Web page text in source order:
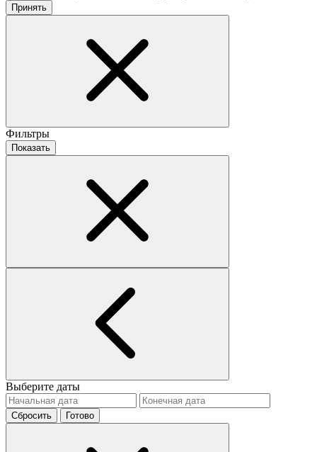
Принять
Фильтры
Показать
Выберите даты
Сбросить Готово